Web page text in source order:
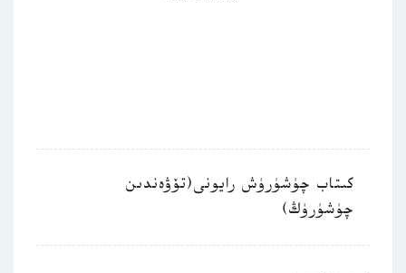
كىتاب چۈشۈرۈش رايونى(تۆۋەندىن
چۈشۈرۈڭ)